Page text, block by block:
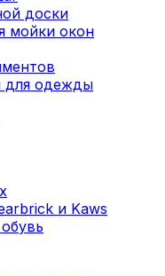
доски
мойки окон
для одежды
и Kaws